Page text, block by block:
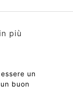
più
un
buon